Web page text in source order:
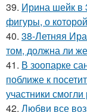
39. Ирина шейк в
фигуры, о
40. 38-Летняя
том, должна ли
41. В зоопарке
поближе к
участники
42. Любви все